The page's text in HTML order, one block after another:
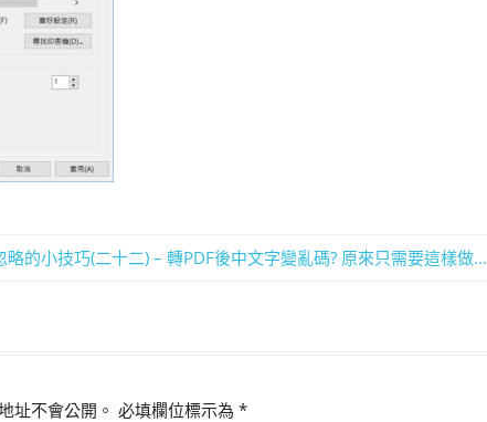
的小技巧(二十二) – 轉PDF後中文字變亂碼? 原來只需要這樣做…
址不會公開。 必填欄位標示為 *